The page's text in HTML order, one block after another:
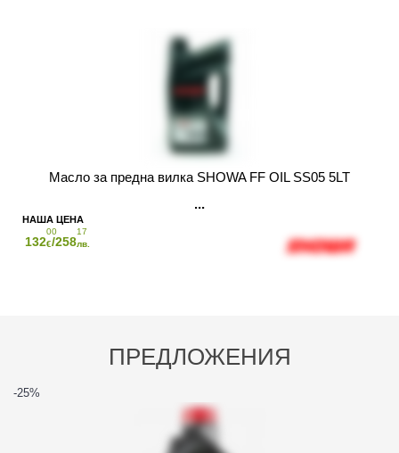
ПРЕДЛОЖЕНИЯ
-25%
Масло за предна вилка SHOWA FF OIL SS05 5LT
132
00
€/258
17
лв.